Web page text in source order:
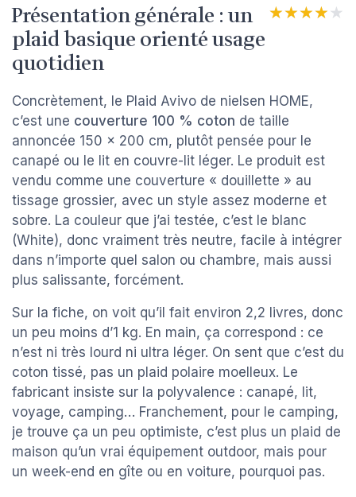
Présentation générale : un
plaid basique orienté usage
quotidien
★★★★★
★★★★★
Concrètement, le Plaid Avivo de nielsen HOME,
c’est une couverture 100 % coton de taille
annoncée 150 x 200 cm, plutôt pensée pour le
canapé ou le lit en couvre-lit léger. Le produit est
vendu comme une couverture « douillette » au
tissage grossier, avec un style assez moderne et
sobre. La couleur que j’ai testée, c’est le blanc
(White), donc vraiment très neutre, facile à intégrer
dans n’importe quel salon ou chambre, mais aussi
plus salissante, forcément.
Sur la fiche, on voit qu’il fait environ 2,2 livres, donc
un peu moins d’1 kg. En main, ça correspond : ce
n’est ni très lourd ni ultra léger. On sent que c’est du
coton tissé, pas un plaid polaire moelleux. Le
fabricant insiste sur la polyvalence : canapé, lit,
voyage, camping… Franchement, pour le camping,
je trouve ça un peu optimiste, c’est plus un plaid de
maison qu’un vrai équipement outdoor, mais pour
un week-end en gîte ou en voiture, pourquoi pas.